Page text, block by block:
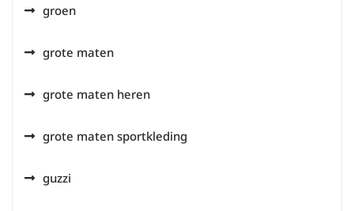
groen
grote maten
grote maten heren
grote maten sportkleding
guzzi